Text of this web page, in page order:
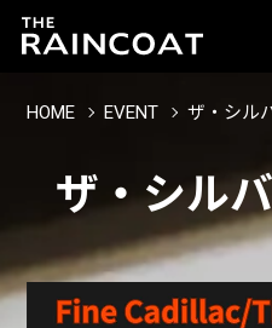
HOME EVENT ザ・シル
ザ・シル